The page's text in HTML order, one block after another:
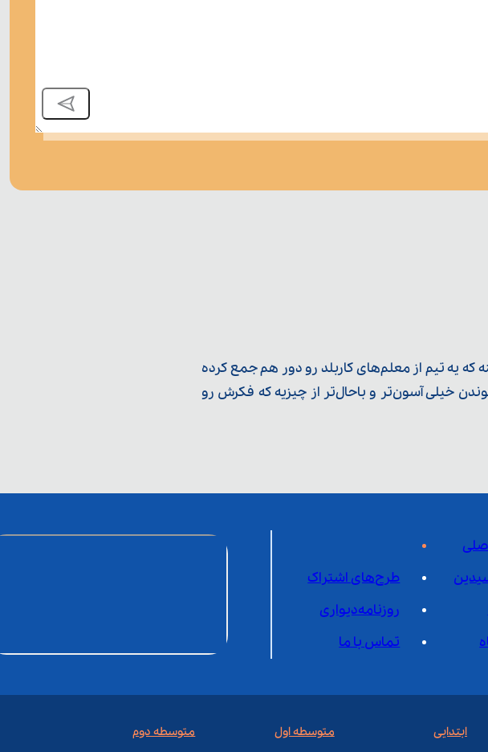
یه تیم از معلم‌‌های کاربلد رو دور هم جمع کرده
خیلی آسون‌تر و باحال‌تر از چیزیه که فکرش رو
طرح‌های اشتراک
روزنامه‌دیواری
تماس با ما
ابتدایی متوسطه اول متوسطه دوم